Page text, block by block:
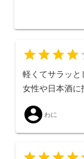
軽くてサラッと
女性や日本酒に
わに